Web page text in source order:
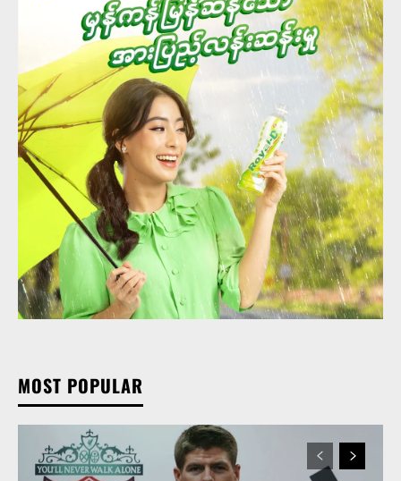
MOST POPULAR